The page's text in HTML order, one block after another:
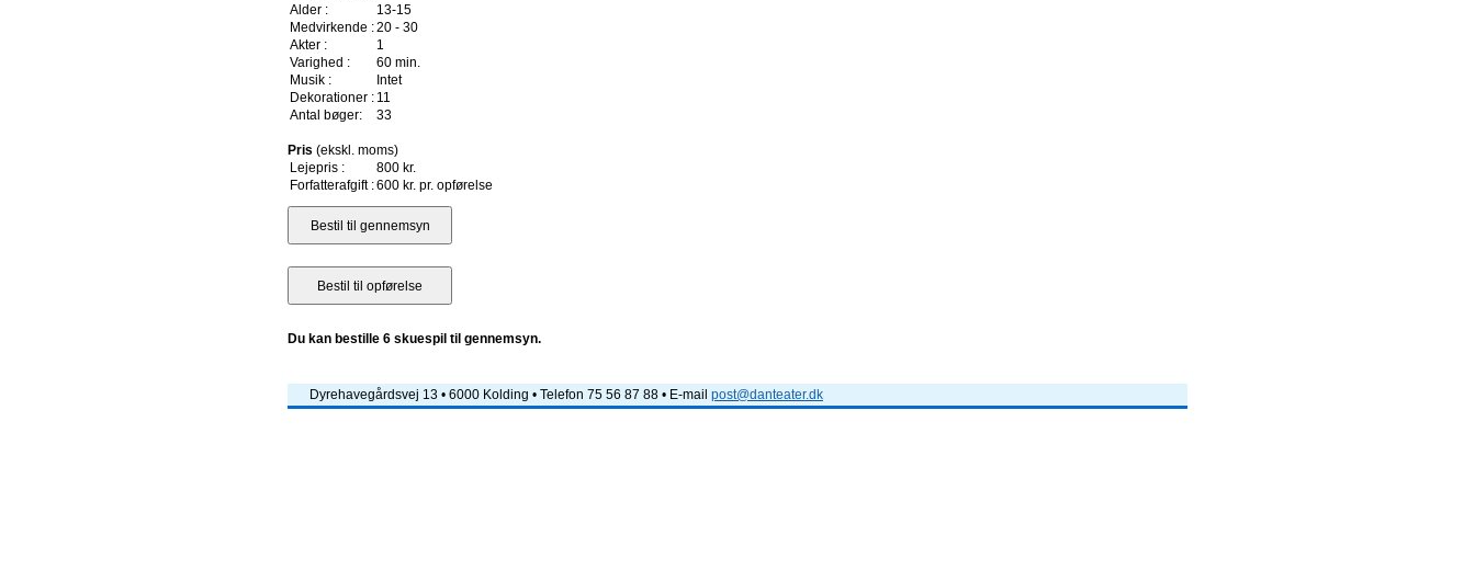
Alder :
13-15
Medvirkende :20 - 30
Akter :
1
Varighed :
60 min.
Musik :
Intet
Dekorationer : 11
Antal bøger:
33
Pris (ekskl. moms)
Lejepris :
800 kr.
Forfatterafgift :600 kr. pr. opførelse
Du kan bestille 6 skuespil til gennemsyn.
Dyrehavegårdsvej 13 • 6000 Kolding • Telefon 75 56 87 88 • E-mail post@danteater.dk